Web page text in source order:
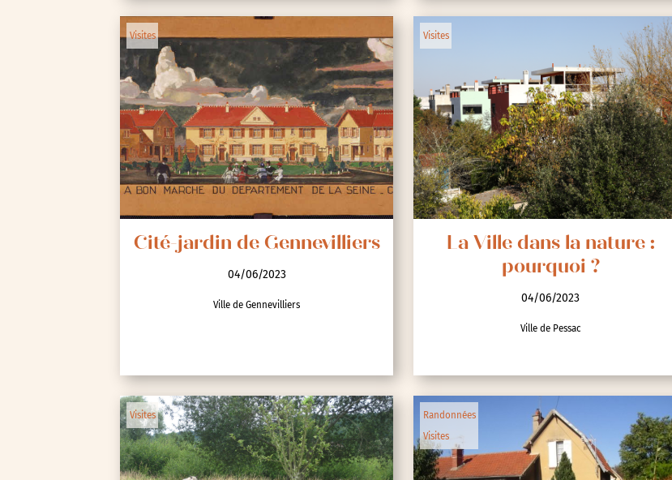
Visites
Cité-jardin de Gennevilliers
04/06/2023
Ville de Gennevilliers
Visites
La Ville dans la nature :
pourquoi ?
04/06/2023
Ville de Pessac
Visites
Randonnées
Visites